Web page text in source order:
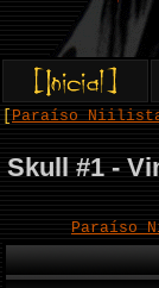
Paraíso
Skull #1 -
Paraíso